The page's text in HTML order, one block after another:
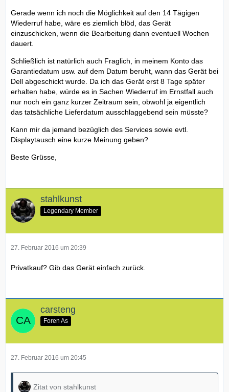
Gerade wenn ich noch die Möglichkeit auf den 14 Tägigen
Wiederruf habe, wäre es ziemlich blöd, das Gerät
einzuschicken, wenn die Bearbeitung dann eventuell Wochen
dauert.
Schließlich ist natürlich auch Fraglich, in meinem Konto das
Garantiedatum usw. auf dem Datum beruht, wann das Gerät bei
Dell abgeschickt wurde. Da ich das Gerät erst 8 Tage später
erhalten habe, würde es in Sachen Wiederruf im Ernstfall auch
nur noch ein ganz kurzer Zeitraum sein, obwohl ja eigentlich
das tatsächliche Lieferdatum ausschlaggebend sein müsste?
Kann mir da jemand bezüglich des Services sowie evtl.
Displaytausch eine kurze Meinung geben?
Beste Grüsse,
stahlkunst
Legendary Member
27. Februar 2016 um 20:39
Privatkauf? Gib das Gerät einfach zurück.
carsteng
Foren As
27. Februar 2016 um 20:45
Zitat von stahlkunst